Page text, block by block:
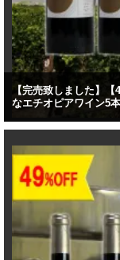
【完売致しました】【
なエチオピアワイン5